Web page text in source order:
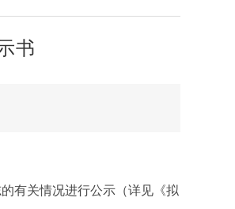
书
有关情况进行公示（详见《拟